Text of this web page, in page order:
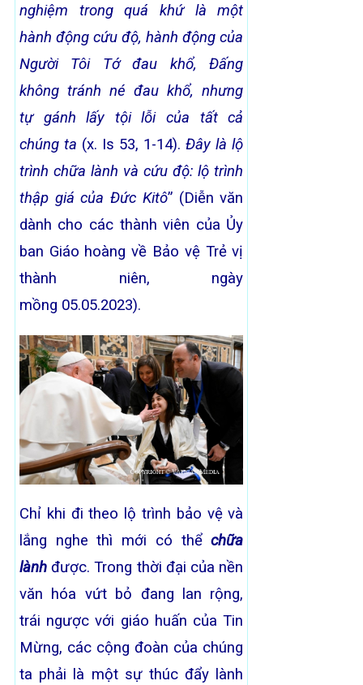
nghiệm trongquá khứ là một
hành động cứu độ, hành động của
Người Tôi Tớ đau khổ, Đấng
không tránh né đau khổ, nhưng
tựgánh lấy tội lỗi của tất cả
chúng ta (x. Is 53, 1-14).Đây là lộ
trình chữa lành và cứu độ: lộ trình
thập giá của Đức Kitô” (Diễn văn
dành cho các thành viên của Ủy
ban Giáo hoàng về Bảo vệ Trẻ vị
thành niên, ngày
mồng 05.05.2023).
Chỉ khi đi theo lộ trình bảo vệ và
lắng nghe thì mới có thểchữa
lànhđược. Trong thời đại của nền
văn hóa vứt bỏ đang lan rộng,
trái ngược với giáo huấn của Tin
Mừng, các cộng đoàn của chúng
ta phải là một sự thúc đẩy lành